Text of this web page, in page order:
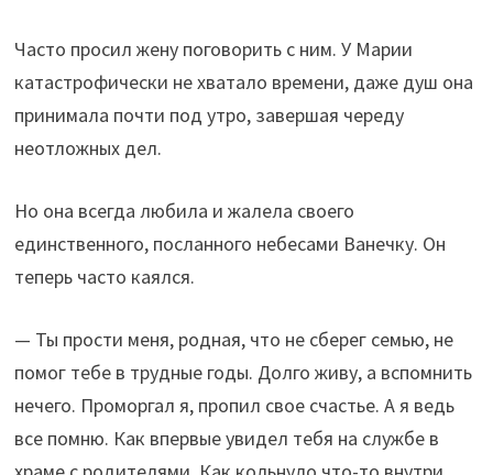
Часто просил жену поговорить с ним. У Марии
катастрофически не хватало времени, даже душ она
принимала почти под утро, завершая череду
неотложных дел.
Но она всегда любила и жалела своего
единственного, посланного небесами Ванечку. Он
теперь часто каялся.
— Ты прости меня, родная, что не сберег семью, не
помог тебе в трудные годы. Долго живу, а вспомнить
нечего. Проморгал я, пропил свое счастье. А я ведь
все помню. Как впервые увидел тебя на службе в